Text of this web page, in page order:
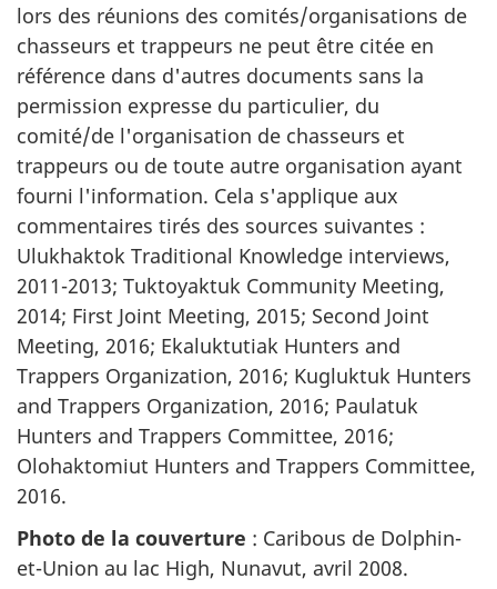
lors des réunions des comités/organisations de
chasseurs et trappeurs ne peut être citée en
référence dans d'autres documents sans la
permission expresse du particulier, du
comité/de l'organisation de chasseurs et
trappeurs ou de toute autre organisation ayant
fourni l'information. Cela s'applique aux
commentaires tirés des sources suivantes :
Ulukhaktok Traditional Knowledge interviews,
2011-2013; Tuktoyaktuk Community Meeting,
2014; First Joint Meeting, 2015; Second Joint
Meeting, 2016; Ekaluktutiak Hunters and
Trappers Organization, 2016; Kugluktuk Hunters
and Trappers Organization, 2016; Paulatuk
Hunters and Trappers Committee, 2016;
Olohaktomiut Hunters and Trappers Committee,
2016.
Photo de la couverture : Caribous de Dolphin-
et-Union au lac High, Nunavut, avril 2008.